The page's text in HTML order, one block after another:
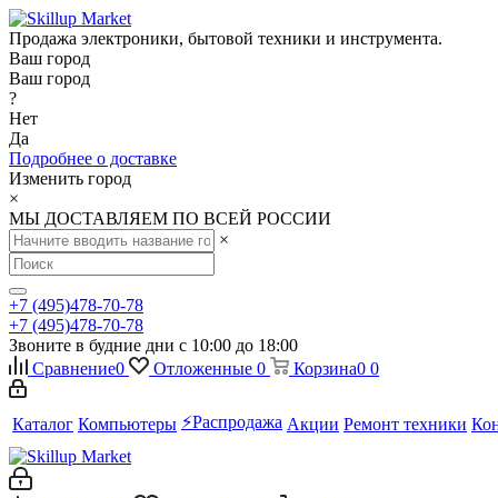
Продажа электроники, бытовой техники и инструмента.
Ваш город
Ваш город
?
Нет
Да
Подробнее о доставке
Изменить город
×
МЫ ДОСТАВЛЯЕМ ПО ВСЕЙ РОССИИ
×
+7 (495)478-70-78
+7 (495)478-70-78
Звоните в будние дни с 10:00 до 18:00
Сравнение0 Отложенные 0 Корзина0 0
Каталог Компьютеры ⚡️Распродажа Акции Ремонт техники